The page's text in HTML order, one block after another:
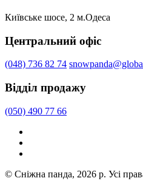
Київське шосе, 2 м.Одеса
Центральний офіс
(048) 736 82 74
Відділ продажу
(050) 490 77 66
© Сніжна панда, 2026 р. Усі